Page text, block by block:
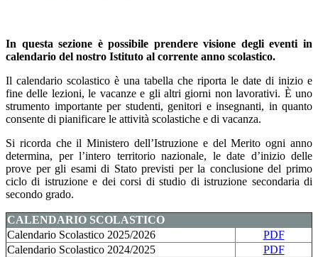
In questa sezione è possibile prendere visione degli eventi in
calendario del nostro Istituto al corrente anno scolastico.
Il calendario scolastico è una tabella che riporta le date di inizio e
fine delle lezioni, le vacanze e gli altri giorni non lavorativi. È uno
strumento importante per studenti, genitori e insegnanti, in quanto
consente di pianificare le attività scolastiche e di vacanza.
Si ricorda che il Ministero dell’Istruzione e del Merito ogni anno
determina, per l’intero territorio nazionale, le date d’inizio delle
prove per gli esami di Stato previsti per la conclusione del primo
ciclo di istruzione e dei corsi di studio di istruzione secondaria di
secondo grado.
CALENDARIO SCOLASTICO
Calendario Scolastico 2025/2026
PDF
Calendario Scolastico 2024/2025
PDF